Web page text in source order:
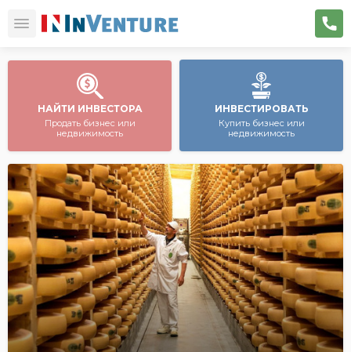
НАЙТИ ИНВЕСТОРА
Продать бизнес или
недвижимость
ИНВЕСТИРОВАТЬ
Купить бизнес или
недвижимость